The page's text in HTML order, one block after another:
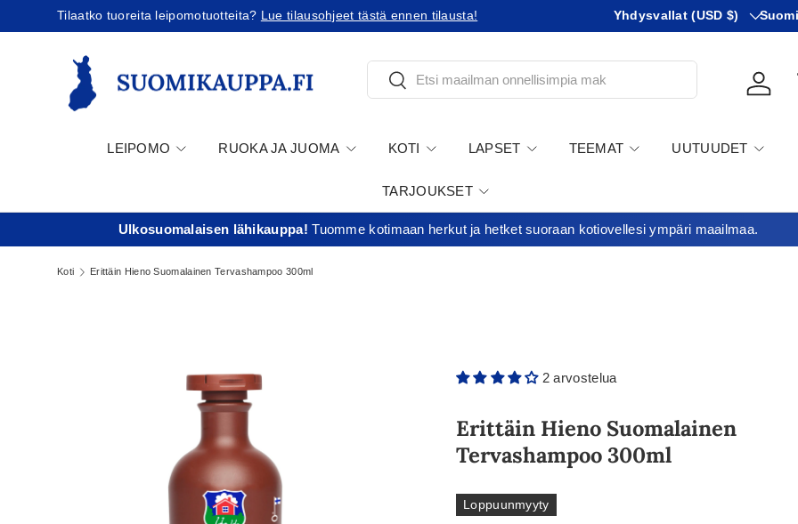
Jatka sisältöön
Tilaatko Yhdysvaltoihin?Tutustu uusiin tullikäytäntöihin! Minimitilausraja 35€
Maa
Yhdysvallat (USD $) KIeli
Suomi
Etsi
LEIPOMO RUOKA JA JUOMA KOTI LAPSET TEEMAT UUTUUDET
TARJOUKSET
Ulkosuomalaisen lähikauppa!Tuomme kotimaan herkut ja hetket suoraan kotiovellesi ympäri maailmaa.
Koti Erittäin Hieno Suomalainen Tervashampoo 300ml
2 arvostelua
Erittäin Hieno Suomalainen
Tervashampoo 300ml
Loppuunmyyty